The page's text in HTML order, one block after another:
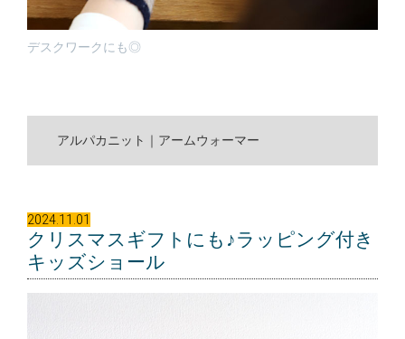
デスクワークにも◎
アルパカニット｜アームウォーマー
2024.11.01
クリスマスギフトにも♪ラッピング付き
キッズショール